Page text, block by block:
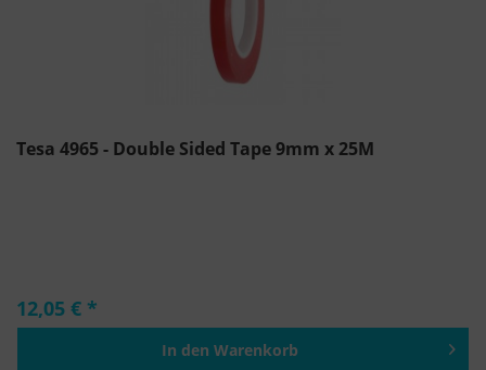
Tesa 4965 - Double Sided Tape 9mm x 25M
12,05 € *
In den Warenkorb